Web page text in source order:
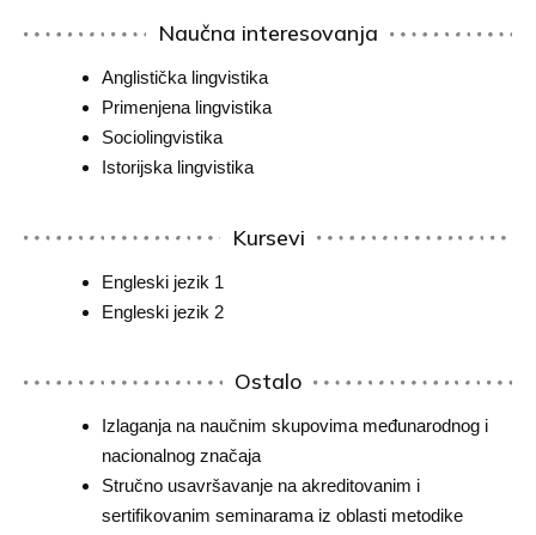
Naučna interesovanja
Anglistička lingvistika
Primenjena lingvistika
Sociolingvistika
Istorijska lingvistika
Kursevi
Engleski jezik 1
Engleski jezik 2
Ostalo
Izlaganja na naučnim skupovima međunarodnog i
nacionalnog značaja
Stručno usavršavanje na akreditovanim i
sertifikovanim seminarama iz oblasti metodike